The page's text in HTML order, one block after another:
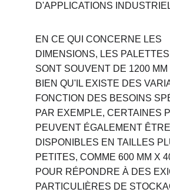
D'APPLICATIONS
EN CE QUI CONCERNE LES
DIMENSIONS, LES
SONT SOUVENT DE 1200 MM
BIEN QU'IL EXISTE DES
FONCTION DES BESOINS
PAR EXEMPLE, CERTAINES
PEUVENT ÉGALEMENT ÊTRE
DISPONIBLES EN TAILLES
PETITES, COMME 600 MM X
POUR RÉPONDRE À DES
PARTICULIÈRES DE